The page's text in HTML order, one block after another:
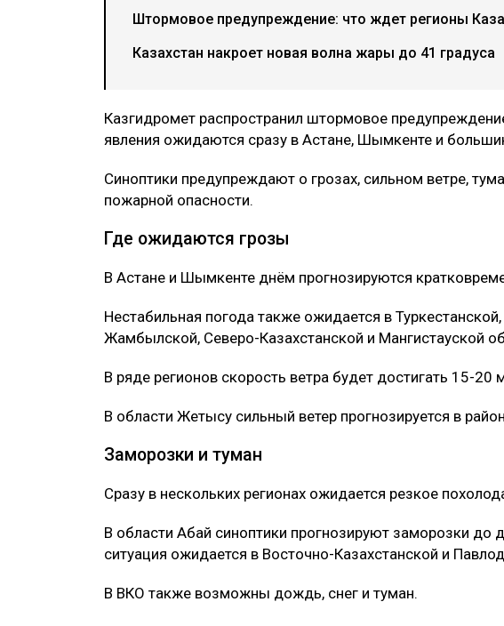
Штормовое предупреждение: что ждет регионы
Казахстан накроет новая волна жары до 41 градуса
Казгидромет распространил штормовое
явления ожидаются сразу в Астане, Шымкенте и
Синоптики предупреждают о грозах, сильном ветре,
пожарной опасности.
Где ожидаются грозы
В Астане и Шымкенте днём прогнозируются
Нестабильная погода также ожидается в
Жамбылской, Северо-Казахстанской и Мангистауской
В ряде регионов скорость ветра будет достигать 15-20
В области Жетысу сильный ветер прогнозируется в
Заморозки и туман
Сразу в нескольких регионах ожидается резкое
В области Абай синоптики прогнозируют заморозки до
ситуация ожидается в Восточно-Казахстанской и
В ВКО также возможны дождь, снег и туман.